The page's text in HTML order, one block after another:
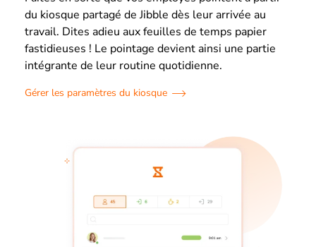
du kiosque partagé de Jibble dès leur arrivée au
travail. Dites adieu aux feuilles de temps papier
fastidieuses ! Le pointage devient ainsi une partie
intégrante de leur routine quotidienne.
Gérer les paramètres du kiosque